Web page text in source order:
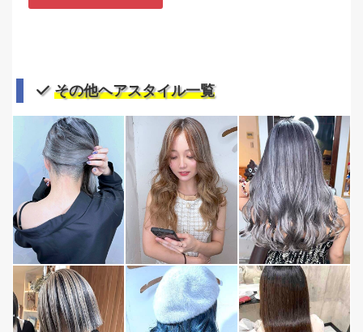
その他ヘアスタイル一覧